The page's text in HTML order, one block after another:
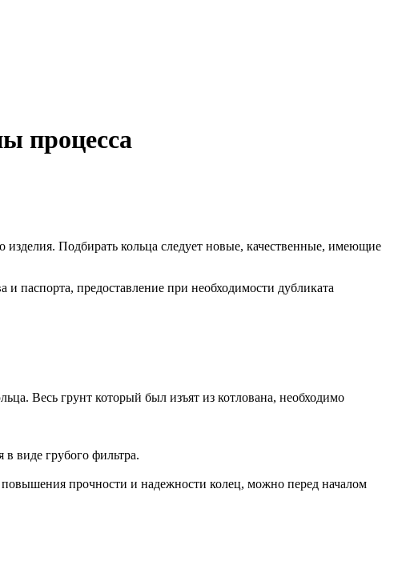
процесса
изделия. Подбирать кольца следует новые, качественные, имеющие
паспорта, предоставление при необходимости дубликата
Весь грунт который был изъят из котлована, необходимо
виде грубого фильтра.
прочности и надежности колец, можно перед началом